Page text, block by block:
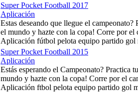
Super Pocket Football 2017
Aplicación
Estas deseando que llegue el
el mundo y hazte con la copa! Corre por el
Aplicación fútbol pelota equipo partido gol
Super Pocket Football 2015
Aplicación
Estás esperando el Campeonato? Practica
mundo y hazte con la copa! Corre por el
Aplicación ftbol pelota equipo partido gol